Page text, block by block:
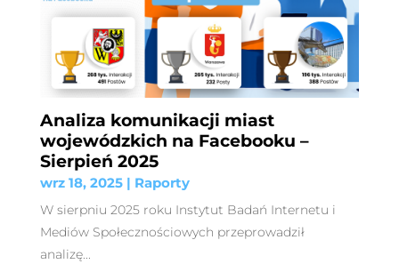
Analiza komunikacji miast
wojewódzkich na Facebooku –
Sierpień 2025
wrz 18, 2025| Raporty
W sierpniu 2025 roku Instytut Badań Internetu i
Mediów Społecznościowych przeprowadził
analizę...